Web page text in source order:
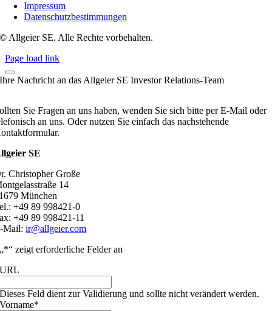
Impressum
Datenschutzbestimmungen
© Allgeier SE. Alle Rechte vorbehalten.
Page load link
Ihre Nachricht an das Allgeier SE Investor Relations-Team
Sie Fragen an uns haben, wenden Sie sich bitte per E-Mail oder
an uns. Oder nutzen Sie einfach das nachstehende
SE
Christopher Große
14
München
+49 89 998421-0
+49 89 998421-11
Mail:ir@allgeier.com
„*“ zeigt erforderliche Felder an
URL
Dieses Feld dient zur Validierung und sollte nicht verändert werden.
Vorname*